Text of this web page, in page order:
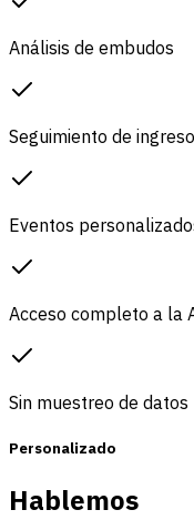
Análisis de embudos
Seguimiento de
Eventos
Acceso completo a la
Sin muestreo de datos
Personalizado
Hablemos